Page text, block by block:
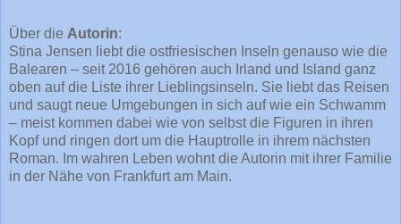
Über die Autorin:
Stina Jensen liebt die ostfriesischen Inseln genauso wie die
Balearen – seit 2016 gehören auch Irland und Island ganz
oben auf die Liste ihrer Lieblingsinseln. Sie liebt das Reisen
und saugt neue Umgebungen in sich auf wie ein Schwamm
– meist kommen dabei wie von selbst die Figuren in ihren
Kopf und ringen dort um die Hauptrolle in ihrem nächsten
Roman. Im wahren Leben wohnt die Autorin mit ihrer Familie
in der Nähe von Frankfurt am Main.